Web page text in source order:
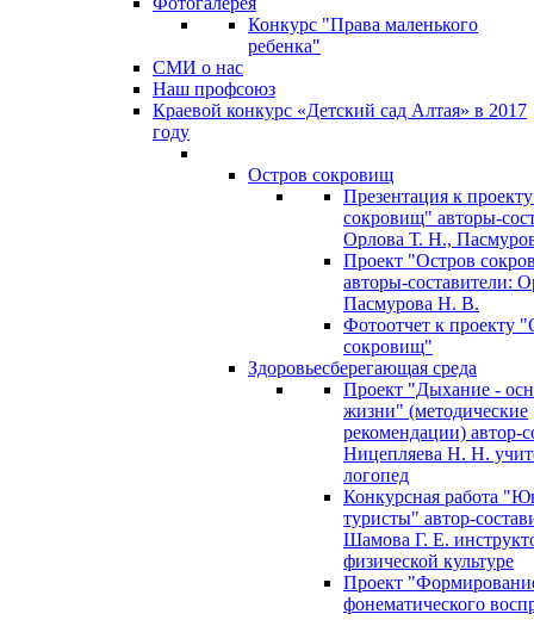
Конкурс "Права маленького
ребенка"
СМИ о нас
Наш профсоюз
Краевой конкурс «Детский сад Алтая» в 2017
году
Остров сокровищ
Презентация к
сокровищ" авторы-
Орлова Т. Н.,
Проект "Остров
авторы-составители:
Пасмурова Н. В.
Фотоотчет к проекту
сокровищ"
Здоровьесберегающая среда
Проект "Дыхание -
жизни" (методические
рекомендации) автор-
Ницепляева Н. Н.
логопед
Конкурсная работа
туристы" автор-
Шамова Г. Е.
физической культуре
Проект
фонематического